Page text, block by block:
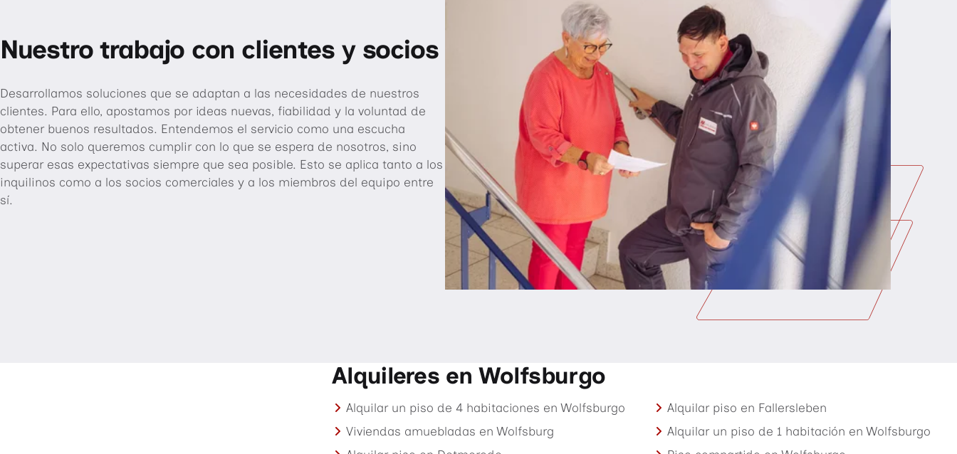
Nuestro trabajo con clientes y socios
Desarrollamos soluciones que se adaptan a las necesidades de nuestros
clientes. Para ello, apostamos por ideas nuevas, fiabilidad y la voluntad de
obtener buenos resultados. Entendemos el servicio como una escucha
activa. No solo queremos cumplir con lo que se espera de nosotros, sino
superar esas expectativas siempre que sea posible. Esto se aplica tanto a los
inquilinos como a los socios comerciales y a los miembros del equipo entre
sí.
Alquileres en Wolfsburgo
Alquilar un piso de 4 habitaciones en Wolfsburgo
Alquilar piso en Fallersleben
Viviendas amuebladas en Wolfsburg
Alquilar un piso de 1 habitación en Wolfsburgo